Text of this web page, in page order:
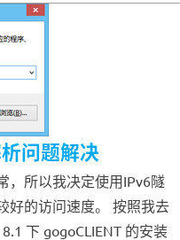
问题解决
，所以我决定使用IPv6隧
好的访问速度。 按照我去
下 gogoCLIENT 的安装